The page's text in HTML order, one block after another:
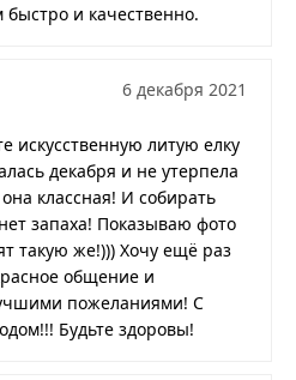
и качественно.
6 декабря 2021
искусственную литую елку
декабря и не утерпела
классная! И собирать
запаха! Показываю фото
такую же!))) Хочу ещё раз
общение и
пожеланиями! С
Будьте здоровы!